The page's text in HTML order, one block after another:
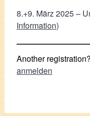
8.+9. März 2025 –
Information)
Another
anmelden